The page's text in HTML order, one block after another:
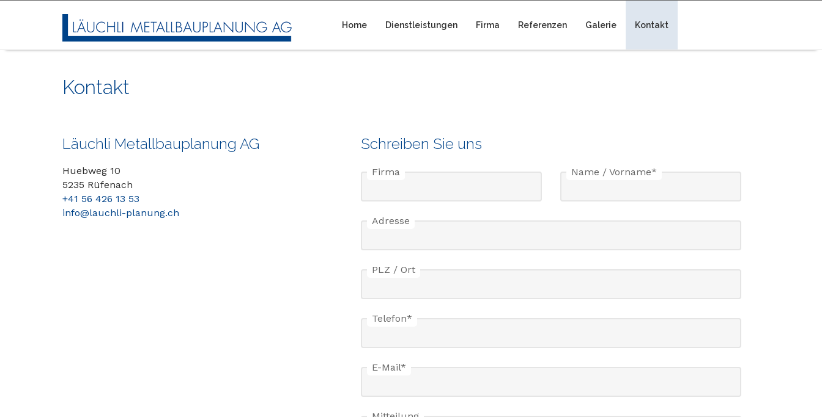
Home Dienstleistungen Firma Referenzen Galerie Kontakt
Kontakt
Läuchli Metallbauplanung AG
Huebweg 10
5235 Rüfenach
+41 56 426 13 53
info@lauchli-planung.ch
Schreiben Sie uns
Firma Name / Vorname*
Adresse
PLZ / Ort
Telefon*
E-Mail*